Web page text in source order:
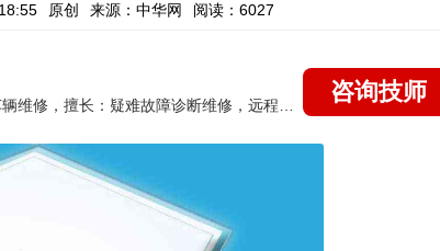
原创 来源：中华网 阅读：6027
咨询技师